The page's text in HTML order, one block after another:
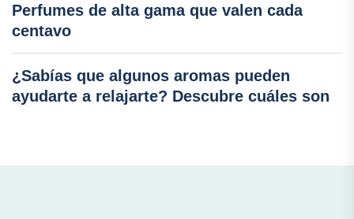
Perfumes de alta gama que valen cada
centavo
¿Sabías que algunos aromas pueden
ayudarte a relajarte? Descubre cuáles son